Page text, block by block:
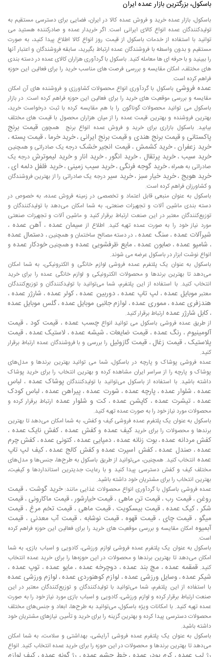
به راحتی مدیریت کنند. از طریق باسکول، مشتریان می‌توانند به
طیف گسترده‌ای از چرخ‌های خیاطی با ویژگی‌ها و ظرفیت‌های
مختلف دسترسی پیدا کنند و اطلاعات دقیق و به‌روز درباره
محصولات را دریافت کنند. باسکول همچنین خدمات مشاوره‌های
تخصصی و پشتیبانی را فراهم می‌آورد که به خریداران کمک
می‌کند تا بهترین چرخ‌های خیاطی را با بهترین قیمت‌ها تهیه کنند
و فرآیند خرید خود را بهینه سازند.
خرید تجهیزات دوخت و نساجی عمده
باسکول، بزرگترین بازار عمده ایران
باسکول، بازار عمده خرید و فروش عمده کالا در ایران، فضایی برای دسترسی مستقیم به
تولیدکنندگان عمده انواع کالای ایرانی است. اگر خریدار عمده و صادرکننده هستید می
توانید با استفاده از خدمات باسکول از قیمت روز انواع کالا اطلاع پیدا کنید، به صورت
مستقیم و بدون واسطه با فروشندگان عمده ارتباط بگیرید، سابقه فروشندگان و اعتبار آنها
را ببینید و با حرفه ای ها معامله کنید. باسکول با گردآوری هزاران کالای عمده در دسته بندی
های مختلف، امکان مقایسه و بررسی فرصت های مناسب خرید را برای فعالین این حوزه
فراهم کرده است.
عمده فروشیباسکول با گردآوری انواع محصولات کشاورزی و فروشنده های آن امکان
مقایسه و بررسی موقعیت های خرید را برای فعالین این حوزه فراهم کرده است. در بازار
باسکول می توانید محصولات گوناگون را با هم مقایسه کرده با ثبت درخواست خرید،
بهترین فروشنده و بهترین قیمت عمده را از میان هزاران محصول با قیمت های مختلف
بیابید. باسکول بازاری برای خرید و فروش عمده انواع برنج همچون قیمت برنج
پاکستانی و قیمت برنج هندی و قیمت برنج ایرانی،خرید خرما ، قیمت پسته ،
خرید زعفران،خرید کشمش ، قیمت انجیر خشک درجه یک صادراتی و همچنین
خرید سیب،خرید پرتقال ،خرید انگور،خرید انار وخرید لیموترش درجه یک
صادراتی به همراه ،خرید گوجه فرنگی ،خرید سیب زمینی،خرید فلفل دلمه ای ،
خرید هویج ،خرید خیار سبز ،خرید سیردرجه یک صادراتی را از بهترین فروشندگان
و کشاورزان فراهم کرده است.
باسکول به عنوان منبعی قابل اعتماد و تخصصی در زمینه فروش عمده، به خصوص در
دسته بندی ماشین آلات و تجهیزات صنعتی، به شما امکان می‌دهد با تولیدکنندگان و
توزیع‌کنندگان معتبر در این صنعت ارتباط برقرار کنید و ماشین آلات و تجهیزات صنعتی
مورد نیاز خود را به صورت عمده تهیه کنید. اطلاع از سیمان عمده ، آهن عمده ،
شیرآلات عمده ، سنگ عمده، در دسته مصالح ساختمان و همچنین ، دستمال عمده
، شامپو عمده ، صابون عمده، مایع ظرفشویی عمده و همچنینخودکار عمده و
انواع نوشت ابزار در باسکول عرضه می شوند.
باسکول به عنوان یک پلتفرم عمده فروشی لوازم خانگی و الکترونیکی، به شما امکان
می‌دهد تا بهترین برندها و محصولات الکترونیکی و لوازم خانگی عمده را برای خرید
انتخاب کنید. با استفاده از این پلتفرم، شما می‌توانید با تولیدکنندگان و توزیع‌کنندگان
معتبرموبایل عمده، لپ تاپ عمده،دوربین عمده ، کولر عمده ، شارژر عمده ،
هندزفری عمده ،مموری عمده، لوازم جانبی موبایل عمده ،گلس موبایل عمده
، کابل شارژر عمده ارتباط برقرار کنید.
از طریق عمده فروشی باسکول می توانید انواعچسب عمده، قیمت کود، قیمت
آلومینیوم ، رنگ عمده، قیمت ضایعات، شیشه عمده ، لاستیک عمده، قیمت
پلاستیک ، قیمت زغال، قیمت گازوئیل را بررسی و با فروشندگان عمده ارتباط برقرار
کنید.
عمده فروشی پوشاک و پارچه در باسکول، شما می توانید بهترین برندها و مدل‌های
پوشاک و پارچه را از سراسر ایران مشاهده کرده و بهترین انتخاب را برای خرید پوشاک
داشته باشید. با استفاده از باسکول می‌توانید با تولیدکنندگانپوشاک عمده ، لباس
عمده ، شلوار عمده،پارچه عمده، شورت عمده ، پیراهن عمده ، لباس کودک
عمده،تیشرت عمده، کاپشن عمده ،کت و شلوار عمده ارتباط برقرار کرده و
محصولات مورد نیاز خود را به صورت عمده تهیه کنید.
باسکول به عنوان یک پلتفرم عمده فروشی کیف و کفش، به شما امکان می‌دهد تا بهترین
برندها و محصولات را برای خرید کیف عمده وکفش عمده ،کفش نایک عمده ،
کفش مردانه عمده ،بوت زنانه عمده، دمپایی عمده، کتونی عمده، کفش چرم
عمده، صندل عمده ،کفش اسپرت عمده وکفش کالج عمده،کیف لپ تاپ
عمده انتخاب کنید. همچنین، می‌توانید از طریق باسکول به طرح‌ها، جنس‌ها و مدل‌های
مختلف کیف و کفش دسترسی پیدا کنید و با رعایت جدیترین استانداردها و کیفیت،
بهترین انتخاب را برای مشتریان خود داشته باشید.
عمده فروشی باسکول با گردآوری انواع محصولات غذایی مانند:خرید گوشت ، قیمت
روغن، قیمت رب ، قیمت تن ماهی ، قیمت خیارشور، قیمت ماکارونی ، قیمت
شکر ، کیک عمده ، قیمت بیسکویت ، قیمت ماهی، قیمت تخم مرغ، قیمت
میگو ، قیمت چای، قیمت قهوه ، قیمت نوشابه ، قیمت آب معدنی، قیمت
آبمیوه امکان مقایسه و بررسی موقعیت های خرید را برای فعالین این حوزه فراهم کرده
است.
باسکول به عنوان یک پلتفرم عمده فروشی لوازم ورزشی، کادویی و اسباب بازی، به شما
امکان می‌دهد تا بهترین برندها و محصولات در این حوزه‌ها را برای خرید عمده انتخاب
کنید. قمقمه عمده، مچ بند عمده، دوچرخه عمده ،مایو عمده، توپ عمده ،
شیکر عمده، وسایل ورزشی عمده، لوازم کوهنوردی عمده ، لوازم ورزشی عمده
با استفاده از این پلتفرم، شما می‌توانید با تولیدکنندگان و توزیع‌کنندگان معتبر در این
صنعت ارتباط برقرار کرده و لوازم ورزشی، کادویی و اسباب بازی مورد نیاز خود را به صورت
عمده تهیه کنید. با امکانات ویژه باسکول، می‌توانید به طرح‌ها، ابعاد و جنس‌های مختلف
محصولات دسترسی پیدا کرده و بهترین گزینه را برای خرید و تأمین نیازهای مشتریان خود
داشته باشید.
باسکول به عنوان یک پلتفرم عمده فروشی آرایشی، بهداشتی و سلامت، به شما امکان
می‌دهد تا بهترین برندها و محصولات در این حوزه را برای خرید عمده انتخاب کنید. انواع